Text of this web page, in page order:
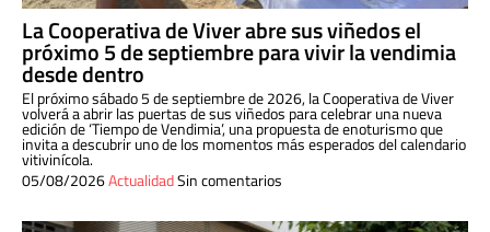
La Cooperativa de Viver abre sus viñedos el
próximo 5 de septiembre para vivir la vendimia
desde dentro
El próximo sábado 5 de septiembre de 2026, la Cooperativa de Viver
volverá a abrir las puertas de sus viñedos para celebrar una nueva
edición de ‘Tiempo de Vendimia’, una propuesta de enoturismo que
invita a descubrir uno de los momentos más esperados del calendario
vitivinícola.
05/08/2026ActualidadSin comentarios